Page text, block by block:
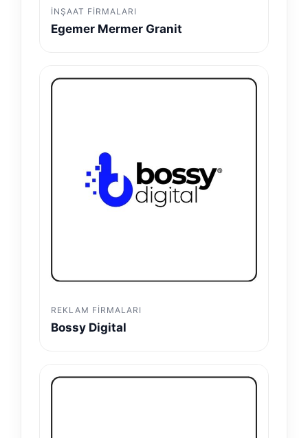
İNŞAAT FIRMALARI
Egemer Mermer Granit
REKLAM FIRMALARI
Bossy Digital